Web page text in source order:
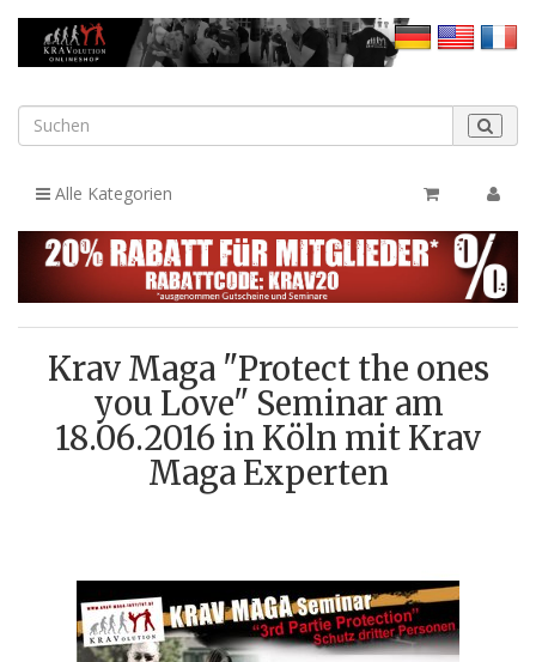
Alle Kategorien
Krav Maga "Protect the ones
you Love" Seminar am
18.06.2016 in Köln mit Krav
Maga Experten